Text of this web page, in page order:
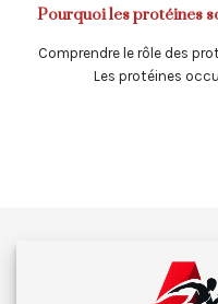
Pourquoi les protéines
Comprendre le rôle des
Les protéines